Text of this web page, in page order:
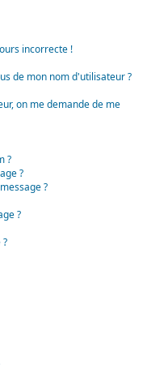
incorrecte !
de mon nom d'utilisateur ?
on me demande de me
?
?
?
?